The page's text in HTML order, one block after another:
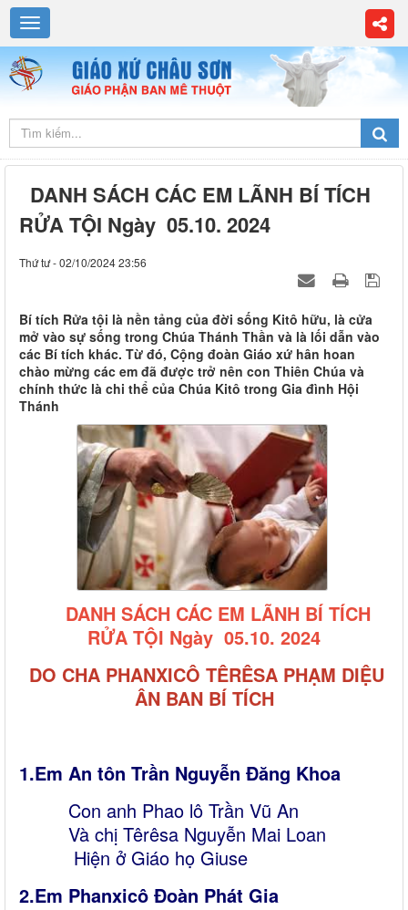
DANH SÁCH CÁC EM LÃNH BÍ TÍCH
RỬA TỘI Ngày 05.10. 2024
Thứ tư - 02/10/2024 23:56
Bí tích Rửa tội là nền tảng của đời sống Kitô hữu, là cửa
mở vào sự sống trong Chúa Thánh Thần và là lối dẫn vào
các Bí tích khác. Từ đó, Cộng đoàn Giáo xứ hân hoan
chào mừng các em đã được trở nên con Thiên Chúa và
chính thức là chi thể của Chúa Kitô trong Gia đình Hội
Thánh
DANH SÁCH CÁC EM LÃNH BÍ TÍCH
RỬA TỘI Ngày 05.10. 2024
DO CHA PHANXICÔ TÊRÊSA PHẠM DIỆU
ÂN BAN BÍ TÍCH
1.Em An tôn Trần Nguyễn Đăng Khoa
Con anh Phao lô Trần Vũ An
Và chị Têrêsa Nguyễn Mai Loan
Hiện ở Giáo họ Giuse
2.Em Phanxicô Đoàn Phát Gia